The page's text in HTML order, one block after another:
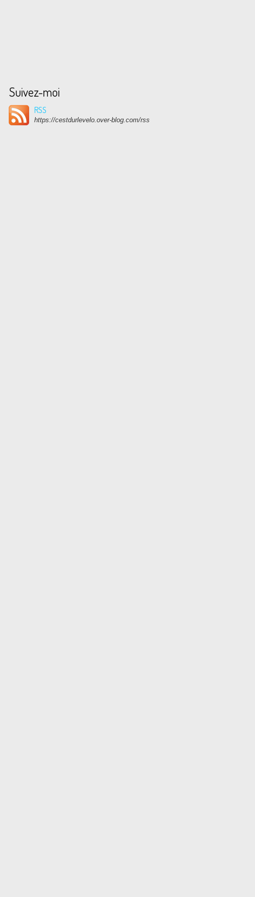
Suivez-moi
RSS
https://cestdurlevelo.over-blog.com/rss